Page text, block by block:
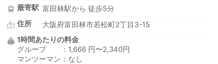
最寄駅 富田林駅から 徒歩5分
住所
大阪府富田林市若松町2丁目3-15
1時間あたりの料金
グループ ：1,666 円〜2,340円
マンツーマン：なし